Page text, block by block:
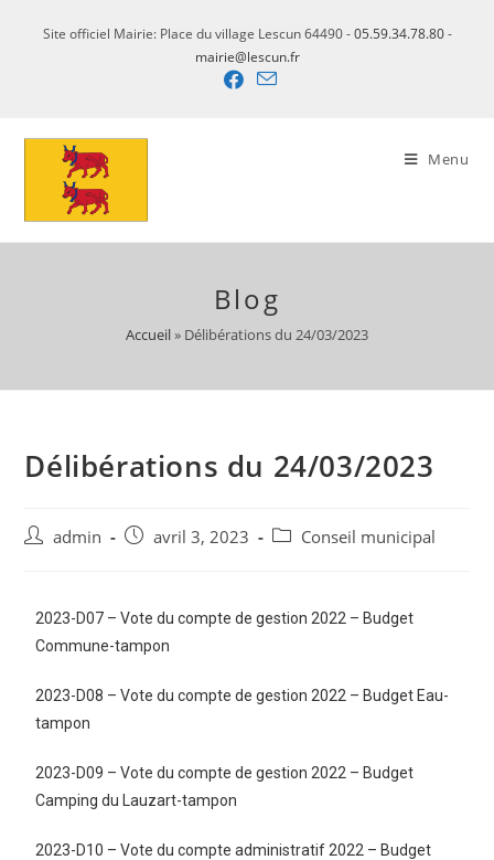
Site officiel Mairie: Place du village Lescun 64490 -05.59.34.78.80-
mairie@lescun.fr
Menu
Blog
Accueil» Délibérations du 24/03/2023
Délibérations du 24/03/2023
admin avril 3, 2023 Conseil municipal
2023-D07 – Vote du compte de gestion 2022 – Budget
Commune-tampon
2023-D08 – Vote du compte de gestion 2022 – Budget Eau-
tampon
2023-D09 – Vote du compte de gestion 2022 – Budget
Camping du Lauzart-tampon
2023-D10 – Vote du compte administratif 2022 – Budget